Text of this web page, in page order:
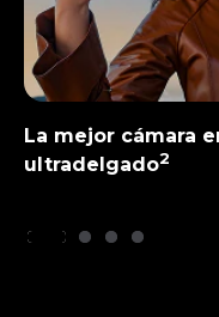
La mejor cámara
ultradelgado2